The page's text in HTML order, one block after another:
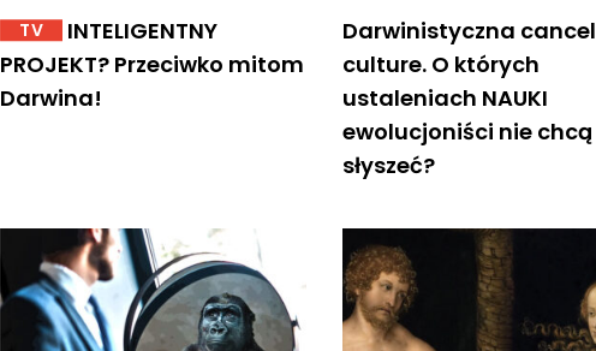
TV
INTELIGENTNY
PROJEKT? Przeciwko mitom
Darwina!
Darwinistyczna cancel
culture. O których
ustaleniach NAUKI
ewolucjoniści nie chcą
słyszeć?